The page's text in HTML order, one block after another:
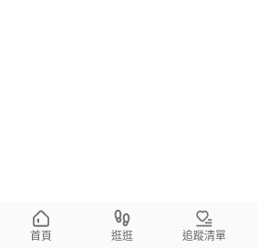
首頁 逛逛 追蹤清單